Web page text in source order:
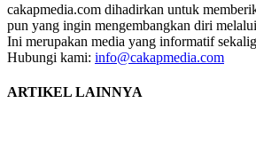
cakapmedia.com dihadirkan untuk
pun yang ingin mengembangkan diri
Ini merupakan media yang informatif
Hubungi kami: info@cakapmedia.com
ARTIKEL LAINNYA